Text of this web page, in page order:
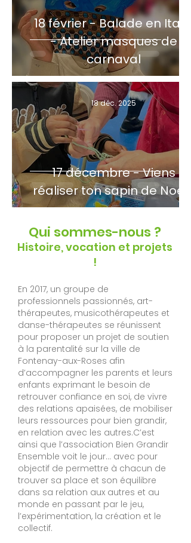
18 février - Balade en Italie
- Atelier masques de
carnaval
17 décembre - Viens
réaliser ton sapin de Noël !
18 déc. 2025
Qui sommes-nous ?
Histoire, vocation et projets
!
En 2017, un groupe de
professionnels passionnés, art-
thérapeutes, musicothérapeutes et
danse-thérapeutes se réunissent
pour proposer un projet de soutien
à la parentalité sur la ville de
Fontenay-aux-Roses afin
d’accompagner les parents et leurs
enfants exprimant le besoin de
retrouver confiance en soi, de vivre
des relations apaisées, de mobiliser
leurs ressources pour bien grandir,
en relation avec les autres.​C’est
ainsi que l’association Bien Grandir
Ensemble voit le jour… avec pour
objectif de permettre à chacun de
trouver sa place et son équilibre
dans sa relation aux autres et au
monde en passant par le jeu,
l’expérimentation, la création et le
collectif.